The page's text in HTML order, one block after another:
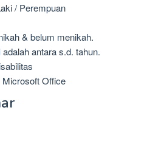
/ Perempuan
& belum menikah.
adalah antara s.d. tahun.
Office